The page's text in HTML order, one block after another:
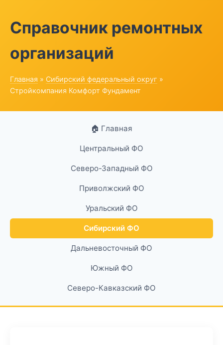
Справочник ремонтных
организаций
Главная » Сибирский федеральный округ »
Стройкомпания Комфорт Фундамент
🏠 Главная
Центральный ФО
Северо-Западный ФО
Приволжский ФО
Уральский ФО
Сибирский ФО
Дальневосточный ФО
Южный ФО
Северо-Кавказский ФО